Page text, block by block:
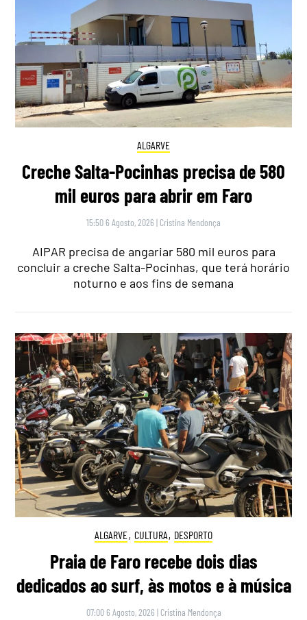
ALGARVE
Creche Salta-Pocinhas precisa de 580
mil euros para abrir em Faro
15:50 6 Agosto, 2026 | Cristina Mendonça
AIPAR precisa de angariar 580 mil euros para
concluir a creche Salta-Pocinhas, que terá horário
noturno e aos fins de semana
ALGARVE, CULTURA, DESPORTO
Praia de Faro recebe dois dias
dedicados ao surf, às motos e à música
07:00 6 Agosto, 2026 | Cristina Mendonça